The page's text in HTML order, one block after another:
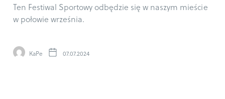
Ten Festiwal Sportowy odbędzie się w naszym mieście
w połowie września.
KaPe 07.07.2024